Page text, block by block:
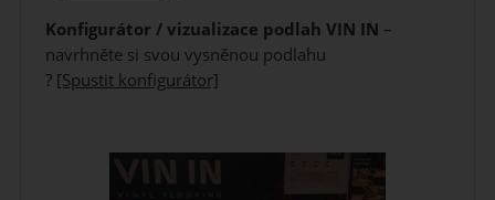
Konfigurátor / vizualizace podlah VIN IN –
navrhněte si svou vysněnou podlahu
? [Spustit konfigurátor]